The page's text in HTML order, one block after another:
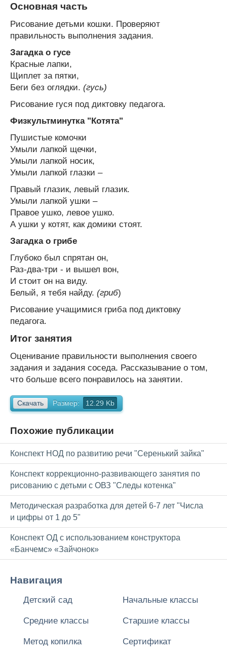
Основная часть
Рисование детьми кошки. Проверяют
правильность выполнения задания.
Загадка о гусе
Красные лапки,
Щиплет за пятки,
Беги без оглядки. (гусь)
Рисование гуся под диктовку педагога.
Физкультминутка "Котята"
Пушистые комочки
Умыли лапкой щечки,
Умыли лапкой носик,
Умыли лапкой глазки –
Правый глазик, левый глазик.
Умыли лапкой ушки –
Правое ушко, левое ушко.
А ушки у котят, как домики стоят.
Загадка о грибе
Глубоко был спрятан он,
Раз-два-три - и вышел вон,
И стоит он на виду.
Белый, я тебя найду. (гриб)
Рисование учащимися гриба под диктовку
педагога.
Итог занятия
Оценивание правильности выполнения своего
задания и задания соседа. Рассказывание о том,
что больше всего понравилось на занятии.
Скачать Размер: 12.29 Kb
Похожие публикации
Конспект НОД по развитию речи "Серенький зайка"
Конспект коррекционно-развивающего занятия по
рисованию с детьми с ОВЗ "Следы котенка"
Методическая разработка для детей 6-7 лет "Числа
и цифры от 1 до 5"
Конспект ОД с использованием конструктора
«Банчемс» «Зайчонок»
Навигация
Детский сад Начальные классы
Средние классы Старшие классы
Метод копилка Сертификат